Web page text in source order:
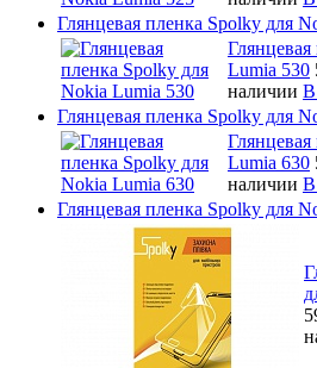
Глянцевая пленка Spolky для
Lumia 530
наличии В
Глянцевая пленка Spolky для
Lumia 630
наличии В
Глянцевая пленка Spolky для